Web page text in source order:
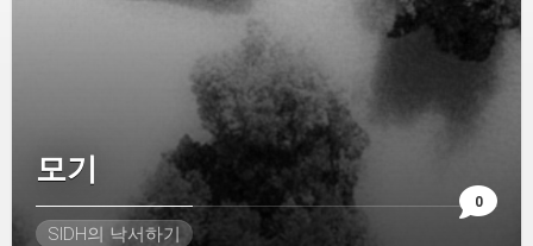
0
모기
SIDH의 낙서하기